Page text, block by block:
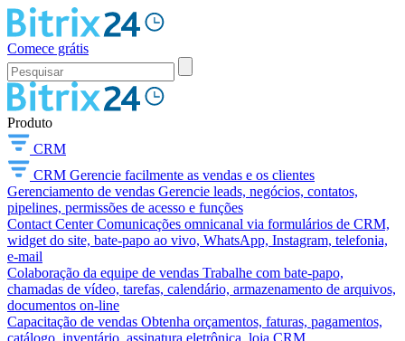
Comece grátis
Produto
CRM
CRM Gerencie facilmente as vendas e os clientes
Gerenciamento de vendas Gerencie leads, negócios, contatos,
pipelines, permissões de acesso e funções
Contact Center Comunicações omnicanal via formulários de CRM,
widget do site, bate-papo ao vivo, WhatsApp, Instagram, telefonia,
e-mail
Colaboração da equipe de vendas Trabalhe com bate-papo,
chamadas de vídeo, tarefas, calendário, armazenamento de arquivos,
documentos on-line
Capacitação de vendas Obtenha orçamentos, faturas, pagamentos,
catálogo, inventário, assinatura eletrônica, loja CRM